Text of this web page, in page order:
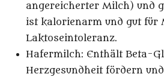
angereicherter Milch) und
ist kalorienarm und gut für
Laktoseintoleranz.
Hafermilch: Enthält Beta-
Herzgesundheit fördern